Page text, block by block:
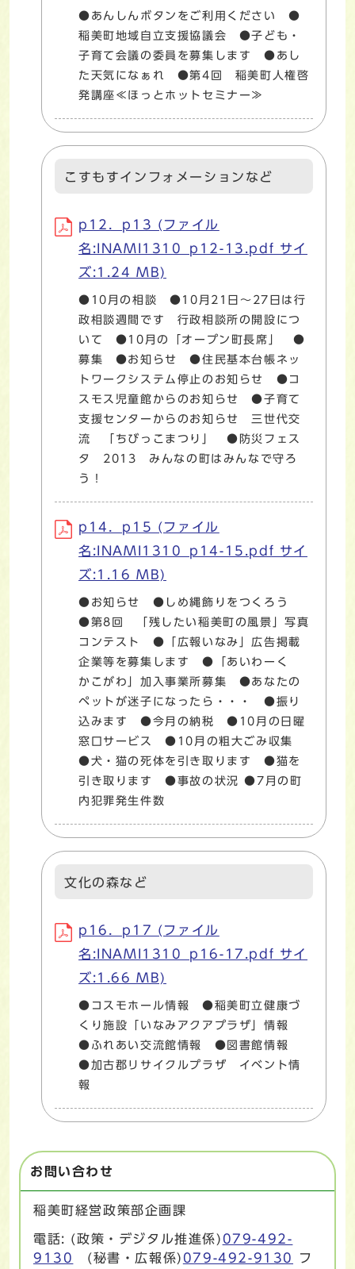
●あんしんボタンをご利用ください ●
稲美町地域自立支援協議会 ●子ども・
子育て会議の委員を募集します ●あし
た天気になぁれ ●第4回 稲美町人権啓
発講座≪ほっとホットセミナー≫
こすもすインフォメーションなど
p12．p13 (ファイル
名:INAMI1310_p12-13.pdf サイ
ズ:1.24 MB)
●10月の相談 ●10月21日～27日は行
政相談週間です 行政相談所の開設につ
いて ●10月の「オープン町長席」 ●
募集 ●お知らせ ●住民基本台帳ネッ
トワークシステム停止のお知らせ ●コ
スモス児童館からのお知らせ ●子育て
支援センターからのお知らせ 三世代交
流 「ちびっこまつり」 ●防災フェス
タ 2013 みんなの町はみんなで守ろ
p14．p15 (ファイル
名:INAMI1310_p14-15.pdf サイ
ズ:1.16 MB)
●お知らせ ●しめ縄飾りをつくろう
●第8回 「残したい稲美町の風景」写真
コンテスト ●「広報いなみ」広告掲載
企業等を募集します ●「あいわーく
かこがわ」加入事業所募集 ●あなたの
ペットが迷子になったら・・・ ●振り
込みます ●今月の納税 ●10月の日曜
窓口サービス ●10月の粗大ごみ収集
●犬・猫の死体を引き取ります ●猫を
引き取ります ●事故の状況 ●7月の町
内犯罪発生件数
文化の森など
p16．p17 (ファイル
名:INAMI1310_p16-17.pdf サイ
ズ:1.66 MB)
●コスモホール情報 ●稲美町立健康づ
くり施設「いなみアクアプラザ」情報
●ふれあい交流館情報 ●図書館情報
●加古郡リサイクルプラザ イベント情
報
お問い合わせ
稲美町経営政策部企画課
電話: (政策・デジタル推進係) 079-492-
9130
(秘書・広報係) 079-492-9130
フ